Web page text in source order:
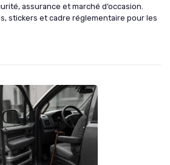
assurance et marché d’occasion.
stickers et cadre réglementaire pour les